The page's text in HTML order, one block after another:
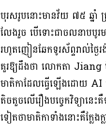
បុរសរូបនោះមានវ័យ ៧៥ ឆ្នាំ
លែងរួច បើទោះជាចលនាបបូ
រហូតញៀនឆែកទូរស័ព្ទរាល់ថ្ងៃ
គួរឱ្យដឹងថា លោកតា Jiang
មាតិកាដែលធ្វើឡើងដោយ AI
តិចតួចលើរឿងបច្ចេកវិទ្យានេ
ទៀតថាមាតិកាទាំងនោះគឺក្លែ